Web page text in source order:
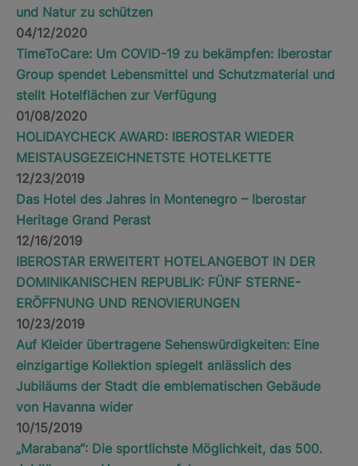
und Natur zu schützen
04/12/2020
TimeToCare: Um COVID-19 zu bekämpfen: Iberostar
Group spendet Lebensmittel und Schutzmaterial und
stellt Hotelflächen zur Verfügung
01/08/2020
HOLIDAYCHECK AWARD: IBEROSTAR WIEDER
MEISTAUSGEZEICHNETSTE HOTELKETTE
12/23/2019
Das Hotel des Jahres in Montenegro – Iberostar
Heritage Grand Perast
12/16/2019
IBEROSTAR ERWEITERT HOTELANGEBOT IN DER
DOMINIKANISCHEN REPUBLIK: FÜNF STERNE-
ERÖFFNUNG UND RENOVIERUNGEN
10/23/2019
Auf Kleider übertragene Sehenswürdigkeiten: Eine
einzigartige Kollektion spiegelt anlässlich des
Jubiläums der Stadt die emblematischen Gebäude
von Havanna wider
10/15/2019
„Marabana“: Die sportlichste Möglichkeit, das 500.